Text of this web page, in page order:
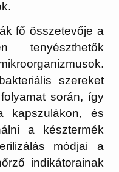
fő összetevője a
tenyészthetők
szereket
során, így
kapszulákon, és
a késztermék
módjai a
indikátorainak